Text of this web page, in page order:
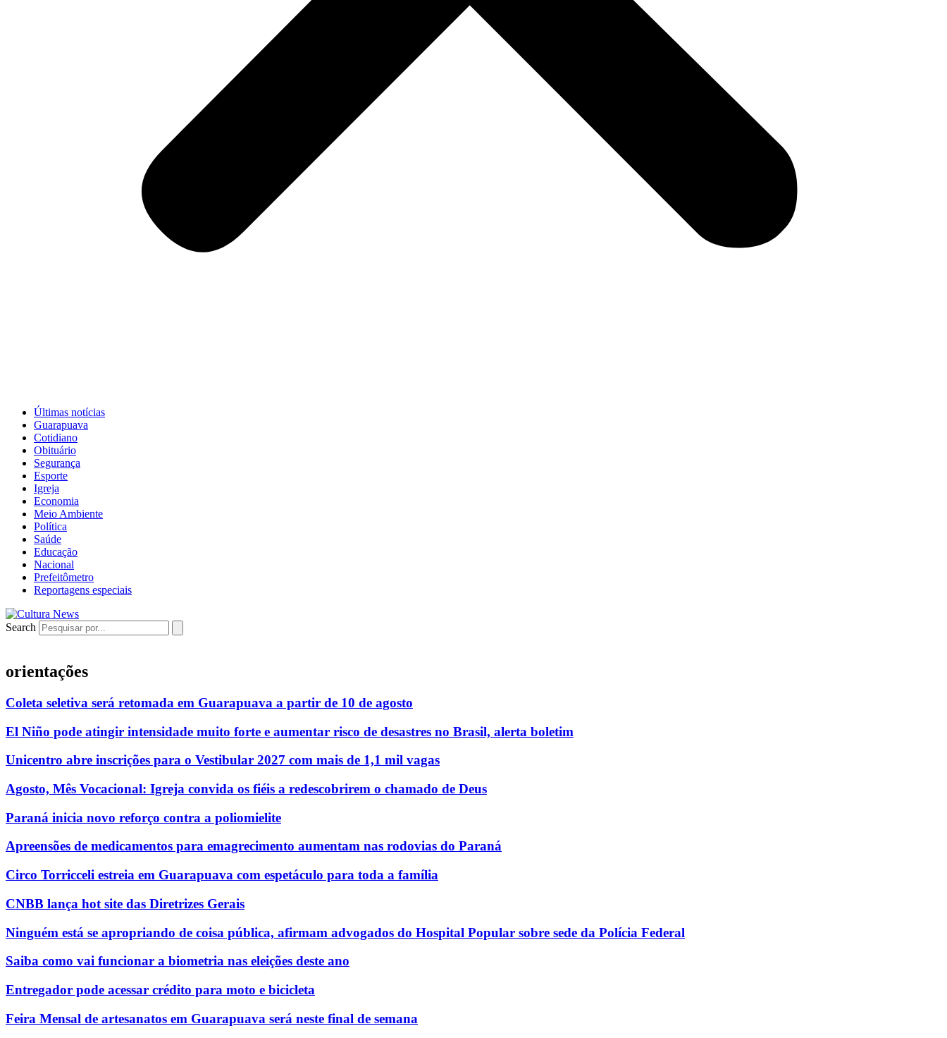
Últimas notícias
Guarapuava
Cotidiano
Obituário
Segurança
Esporte
Igreja
Economia
Meio Ambiente
Política
Saúde
Educação
Nacional
Prefeitômetro
Reportagens especiais
Search
orientações
Coleta seletiva será retomada em Guarapuava a partir de 10 de agosto
El Niño pode atingir intensidade muito forte e aumentar risco de desastres no Brasil, alerta boletim
Unicentro abre inscrições para o Vestibular 2027 com mais de 1,1 mil vagas
Agosto, Mês Vocacional: Igreja convida os fiéis a redescobrirem o chamado de Deus
Paraná inicia novo reforço contra a poliomielite
Apreensões de medicamentos para emagrecimento aumentam nas rodovias do Paraná
Circo Torricceli estreia em Guarapuava com espetáculo para toda a família
CNBB lança hot site das Diretrizes Gerais
Ninguém está se apropriando de coisa pública, afirmam advogados do Hospital Popular sobre sede da Polícia Federal
Saiba como vai funcionar a biometria nas eleições deste ano
Entregador pode acessar crédito para moto e bicicleta
Feira Mensal de artesanatos em Guarapuava será neste final de semana